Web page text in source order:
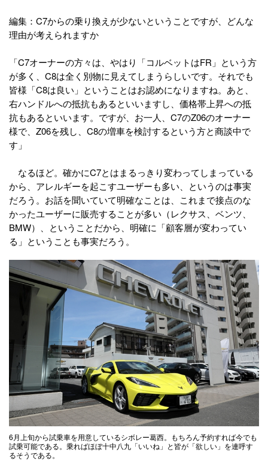
編集：C7からの乗り換えが少ないということですが、どんな
理由が考えられますか
「C7オーナーの方々は、やはり「コルベットはFR」という方
が多く、C8は全く別物に見えてしまうらしいです。それでも
皆様「C8は良い」ということはお認めになりますね。あと、
右ハンドルへの抵抗もあるといいますし、価格帯上昇への抵
抗もあるといいます。ですが、お一人、C7のZ06のオーナー
様で、Z06を残し、C8の増車を検討するという方と商談中で
す」
なるほど。確かにC7とはまるっきり変わってしまっている
から、アレルギーを起こすユーザーも多い、というのは事実
だろう。お話を聞いていて明確なことは、これまで接点のな
かったユーザーに販売することが多い（レクサス、ベンツ、
BMW）、ということだから、明確に「顧客層が変わってい
る」ということも事実だろう。
6月上旬から試乗車を用意しているシボレー葛西。もちろん予約すれば今でも
試乗可能である。乗ればほぼ十中八九「いいね」と皆が「欲しい」を連呼す
るそうである。